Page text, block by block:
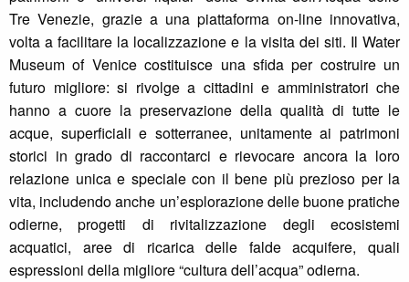
Tre Venezie, grazie a una piattaforma on-line innovativa,
volta a facilitare la localizzazione e la visita dei siti. Il Water
Museum of Venice costituisce una sfida per costruire un
futuro migliore: si rivolge a cittadini e amministratori che
hanno a cuore la preservazione della qualità di tutte le
acque, superficiali e sotterranee, unitamente ai patrimoni
storici in grado di raccontarci e rievocare ancora la loro
relazione unica e speciale con il bene più prezioso per la
vita, includendo anche un’esplorazione delle buone pratiche
odierne, progetti di rivitalizzazione degli ecosistemi
acquatici, aree di ricarica delle falde acquifere, quali
espressioni della migliore “cultura dell’acqua” odierna.